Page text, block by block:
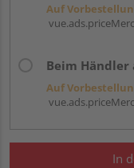
Auf
Beim Händler
Auf
In